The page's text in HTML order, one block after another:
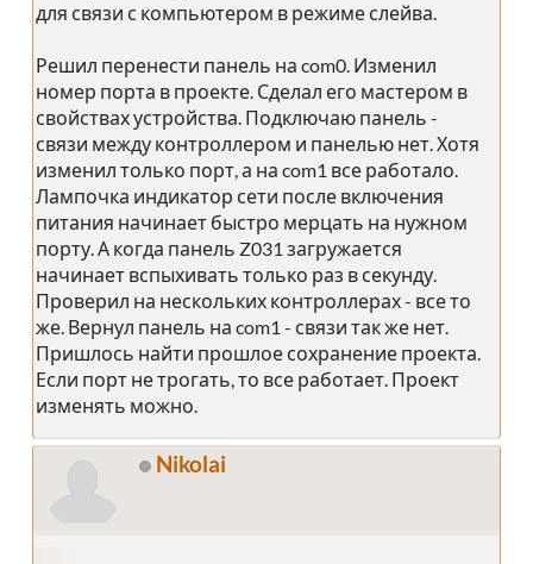
для связи с компьютером в режиме слейва.
Решил перенести панель на com0. Изменил
номер порта в проекте. Сделал его мастером в
свойствах устройства. Подключаю панель -
связи между контроллером и панелью нет. Хотя
изменил только порт, а на com1 все работало.
Лампочка индикатор сети после включения
питания начинает быстро мерцать на нужном
порту. А когда панель Z031 загружается
начинает вспыхивать только раз в секунду.
Проверил на нескольких контроллерах - все то
же. Вернул панель на com1 - связи так же нет.
Пришлось найти прошлое сохранение проекта.
Если порт не трогать, то все работает. Проект
изменять можно.
Nikolai